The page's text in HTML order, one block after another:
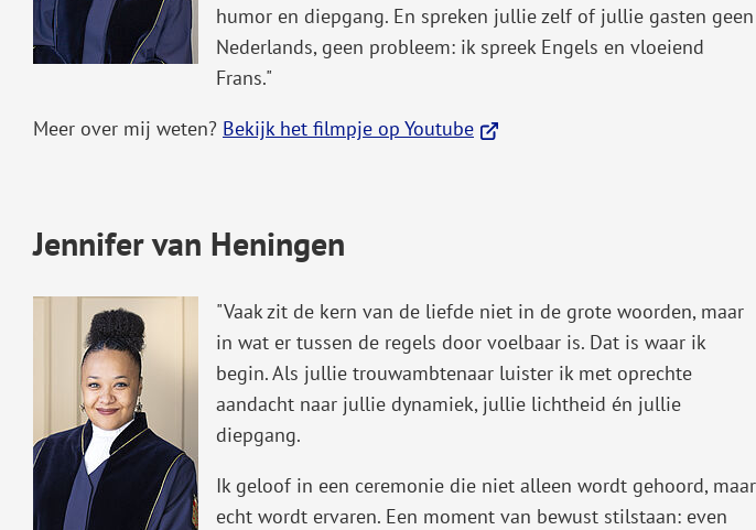
humor en diepgang. En spreken jullie zelf of jullie gasten geen
Nederlands, geen probleem: ik spreek Engels en vloeiend
Frans."
Meer over mij weten? Bekijk het filmpje op Youtube(Verwijst
Jennifer van Heningen
"Vaak zit de kern van de liefde niet in de grote woorden, maar
in wat er tussen de regels door voelbaar is. Dat is waar ik
begin. Als jullie trouwambtenaar luister ik met oprechte
aandacht naar jullie dynamiek, jullie lichtheid én jullie
diepgang.
​Ik geloof in een ceremonie die niet alleen wordt gehoord, maar
echt wordt ervaren. Een moment van bewust stilstaan: even